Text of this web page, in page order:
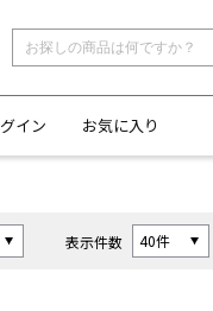
イン お気に入り
表示件数